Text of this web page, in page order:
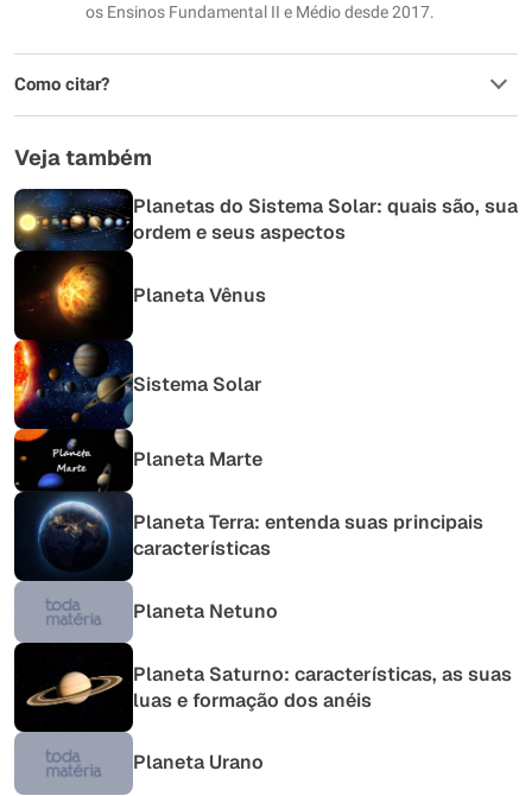
os Ensinos Fundamental II e Médio desde 2017.
Como citar?
Veja também
Planetas do Sistema Solar: quais são, sua
ordem e seus aspectos
Planeta Vênus
Sistema Solar
Planeta Marte
Planeta Terra: entenda suas principais
características
Planeta Netuno
Planeta Saturno: características, as suas
luas e formação dos anéis
Planeta Urano